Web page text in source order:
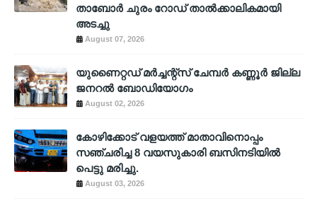
താബോർ ചുരം റോഡ് താൽക്കാലികമായി
അടച്ചു
August 07, 2026
യുണൈറ്റഡ് മർച്ചന്റ്സ് ചേമ്പർ കണ്ണൂർ ജില്ല
ജനറൽ ബോഡിയോഗം
August 02, 2026
കോഴിക്കോട് വളയത്ത് മാതാവിനൊപ്പം
സഞ്ചരിച്ച 8 വയസുകാരി ബസിനടിയിൽ
പെട്ടു മരിച്ചു.
August 03, 2026